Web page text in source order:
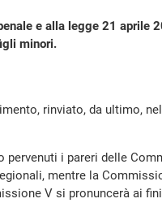
e alla legge 21 aprile
minori.
rinviato, da ultimo,
pervenuti i pareri delle
mentre la
V si pronuncerà ai